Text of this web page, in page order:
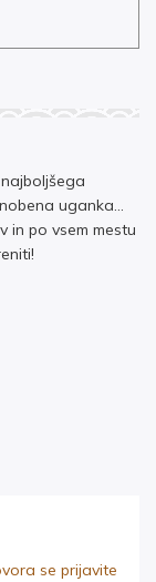
uganka…
in po vsem mestu
se prijavite